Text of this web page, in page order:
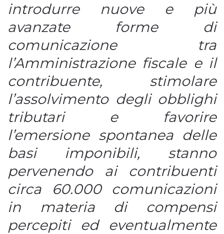
introdurre nuove e più
avanzate forme di
comunicazione tra
l’Amministrazione fiscale e il
contribuente, stimolare
l’assolvimento degli obblighi
tributari e favorire
l’emersione spontanea delle
basi imponibili, stanno
pervenendo ai contribuenti
circa 60.000 comunicazioni
in materia di compensi
percepiti ed eventualmente